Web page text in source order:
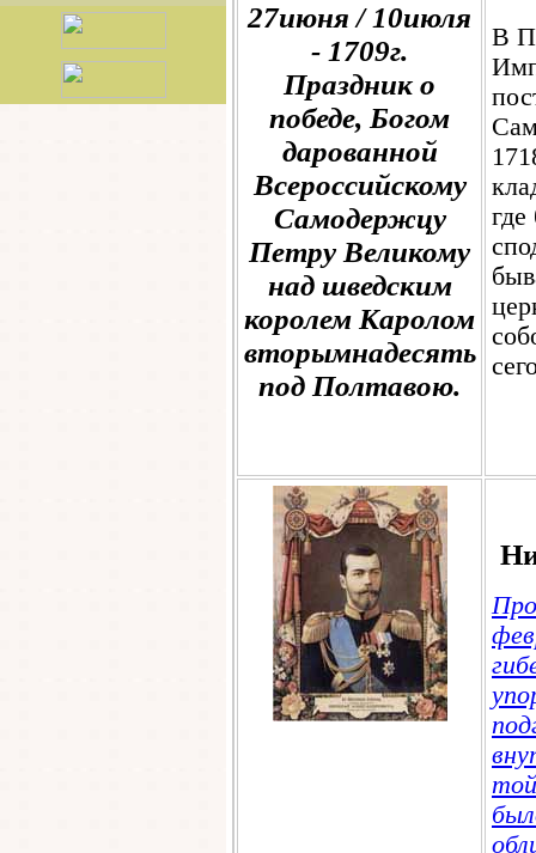
27июня / 10июля
- 1709г.
Праздник о
победе, Богом
дарованной
Всероссийскому
Самодержцу
Петру Великому
над шведским
королем Каролом
вторымнадесять
под Полтавою.
В